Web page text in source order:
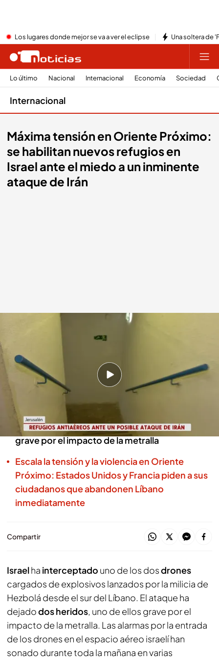
Los lugares donde mejor se va a ver el eclipse Una soltera de
Lo último Nacional Internacional Economía Sociedad
Internacional
Máxima tensión en Oriente Próximo:
se habilitan nuevos refugios en
Israel ante el miedo a un inminente
ataque de Irán
06 AGO 2024 - 20:34h.
Israel ha interceptado uno de los dos drones
cargados de explosivos lanzados por la milicia
de Hezbolá desde el Líbano
El ataque ha dejado dos heridos, uno de ellos
grave por el impacto de la metralla
Escala la tensión y la violencia en Oriente
Próximo: Estados Unidos y Francia piden a sus
ciudadanos que abandonen Líbano
inmediatamente
Compartir
Israelha interceptado uno de los dosdrones
cargados de explosivos lanzados por la milicia de
Hezbolá desde el sur del Líbano. El ataque ha
dejadodos heridos, uno de ellos grave por el
impacto de la metralla. Las alarmas por la entrada
de los drones en el espacio aéreo israelí han
sonado durante toda la mañana en varias